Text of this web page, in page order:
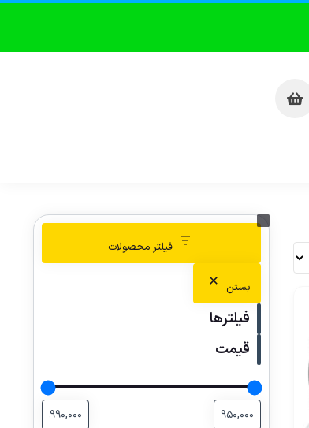
فیلتر محصولات
بستن
فیلترها
قیمت